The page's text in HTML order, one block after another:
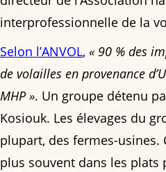
interprofessionnelle de la
Selon l’ANVOL, « 90 % des
de volailles en provenance
MHP ». Un groupe détenu
Kosiouk. Les élevages du
plupart, des fermes-usines.
plus souvent dans les plats